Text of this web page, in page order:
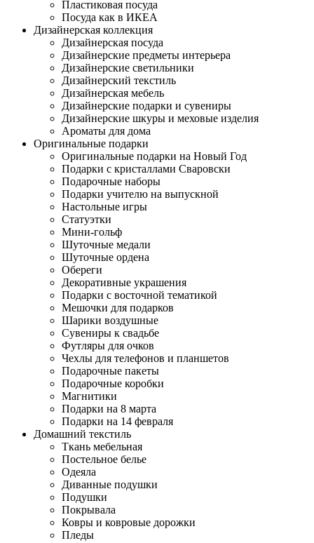
Пластиковая посуда
Посуда как в ИКЕА
Дизайнерская коллекция
Дизайнерская посуда
Дизайнерские предметы интерьера
Дизайнерские светильники
Дизайнерский текстиль
Дизайнерская мебель
Дизайнерские подарки и сувениры
Дизайнерские шкуры и меховые изделия
Ароматы для дома
Оригинальные подарки
Оригинальные подарки на Новый Год
Подарки с кристаллами Сваровски
Подарочные наборы
Подарки учителю на выпускной
Настольные игры
Статуэтки
Мини-гольф
Шуточные медали
Шуточные ордена
Обереги
Декоративные украшения
Подарки с восточной тематикой
Мешочки для подарков
Шарики воздушные
Сувениры к свадьбе
Футляры для очков
Чехлы для телефонов и планшетов
Подарочные пакеты
Подарочные коробки
Магнитики
Подарки на 8 марта
Подарки на 14 февраля
Домашний текстиль
Ткань мебельная
Постельное белье
Одеяла
Диванные подушки
Подушки
Покрывала
Ковры и ковровые дорожки
Пледы